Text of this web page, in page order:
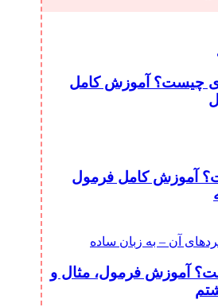
چیست؟ آموزش کامل
آموزش کامل فرمول
آموزش فرمول، مثال و